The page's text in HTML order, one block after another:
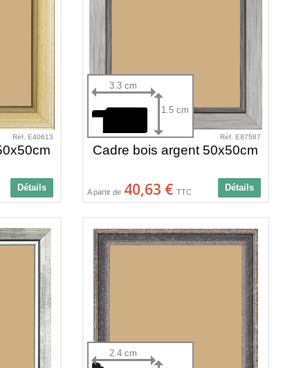
Réf. E40613
Détails
3.3 cm
1.5 cm
Réf. E87587
Cadre bois argent 50x50cm
Détails
A partir de 40,63 € TTC
2.4 cm